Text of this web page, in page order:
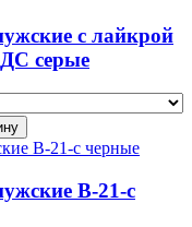
с лайкрой
серые
В-21-с